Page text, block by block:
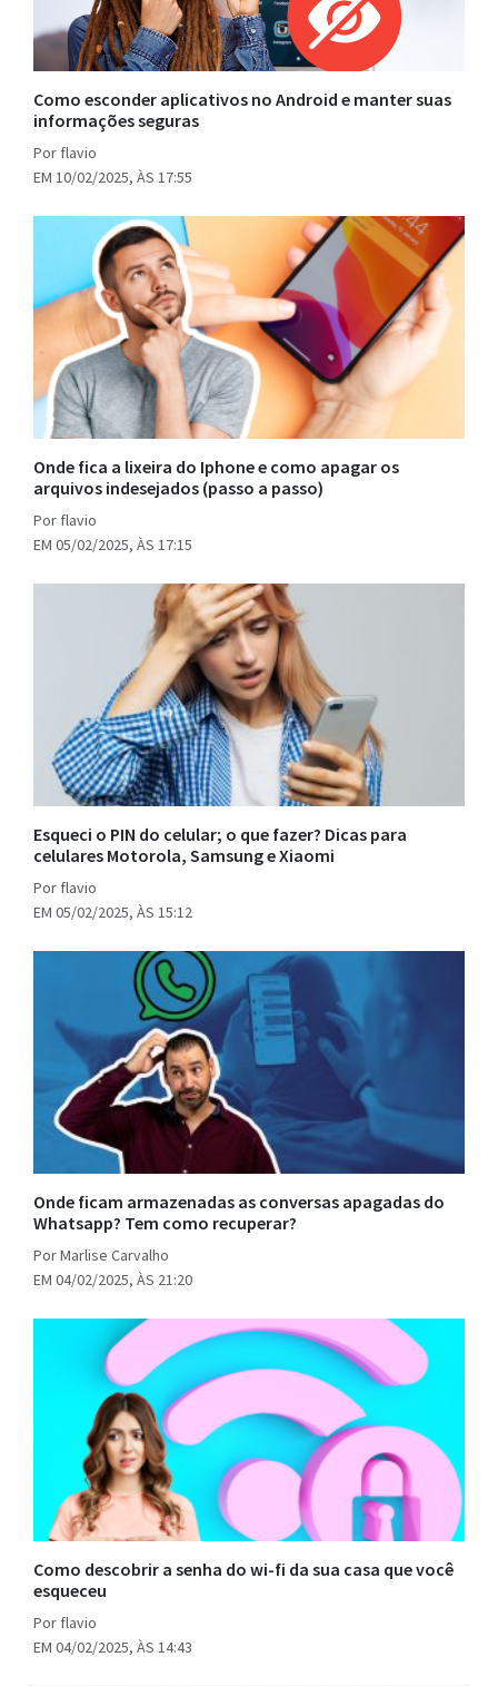
Como esconder aplicativos no Android e manter suas
informações seguras
Por flavio
EM 10/02/2025, ÀS 17:55
Onde fica a lixeira do Iphone e como apagar os
arquivos indesejados (passo a passo)
Por flavio
EM 05/02/2025, ÀS 17:15
Esqueci o PIN do celular; o que fazer? Dicas para
celulares Motorola, Samsung e Xiaomi
Por flavio
EM 05/02/2025, ÀS 15:12
Onde ficam armazenadas as conversas apagadas do
Whatsapp? Tem como recuperar?
Por Marlise Carvalho
EM 04/02/2025, ÀS 21:20
Como descobrir a senha do wi-fi da sua casa que você
esqueceu
Por flavio
EM 04/02/2025, ÀS 14:43